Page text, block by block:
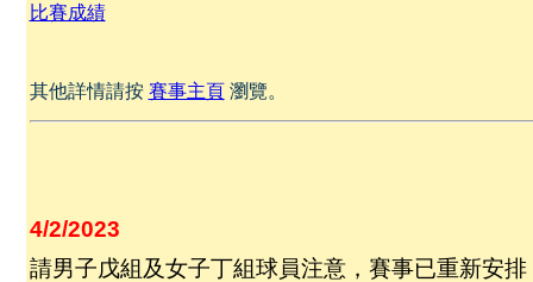
比賽成績
其他詳情請按 賽事主頁瀏覽。
4/2/2023
請男子戊組及女子丁組球員注意，賽事已重新安